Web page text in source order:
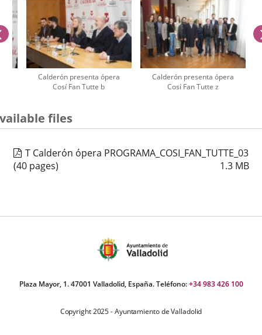
Calderón presenta ópera
Cosí Fan Tutte b
Calderón presenta ópera
Cosí Fan Tutte z
previus
files
T Calderón ópera PROGRAMA_COSI_FAN_TUTTE_03
1.3 MB
(40 pages)
Plaza Mayor, 1. 47001 Valladolid, España. Teléfono:+34 983 426 100
Copyright 2025 - Ayuntamiento de Valladolid